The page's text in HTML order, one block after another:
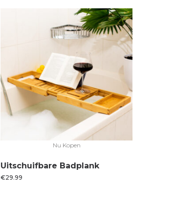
Nu Kopen
Uitschuifbare Badplank
€29.99